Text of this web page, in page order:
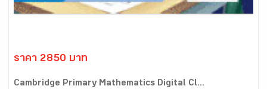
ราคา 2850 บาท
Cambridge Primary Mathematics Digital Cl...